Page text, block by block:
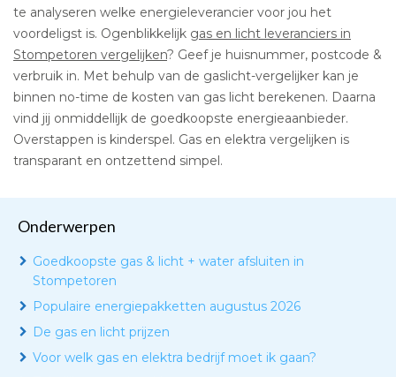
te analyseren welke energieleverancier voor jou het
voordeligst is. Ogenblikkelijk gas en licht leveranciers in
Stompetoren vergelijken? Geef je huisnummer, postcode &
verbruik in. Met behulp van de gaslicht-vergelijker kan je
binnen no-time de kosten van gas licht berekenen. Daarna
vind jij onmiddellijk de goedkoopste energieaanbieder.
Overstappen is kinderspel. Gas en elektra vergelijken is
transparant en ontzettend simpel.
Onderwerpen
Goedkoopste gas & licht + water afsluiten in
Stompetoren
Populaire energiepakketten augustus 2026
De gas en licht prijzen
Voor welk gas en elektra bedrijf moet ik gaan?